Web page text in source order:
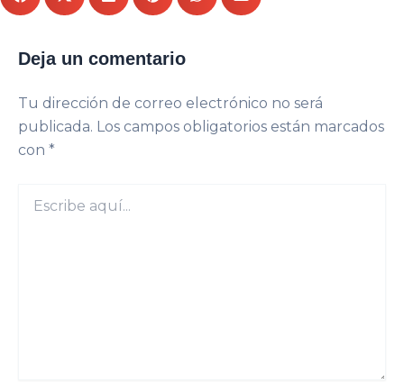
Deja un comentario
Tu dirección de correo electrónico no será
publicada. Los campos obligatorios están marcados
con *
aquí...